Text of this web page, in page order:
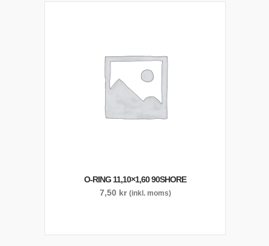
O-RING 11,10×1,60 90SHORE
7,50 kr (inkl. moms)